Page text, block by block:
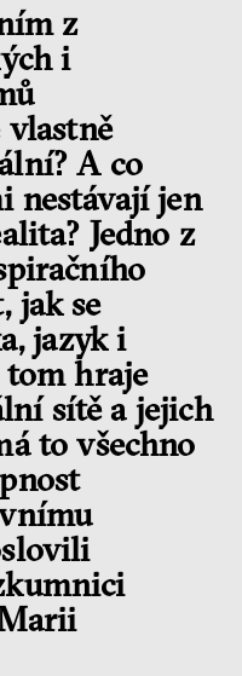
z
i
vlastně
A co
nestávají jen
Jedno z
jak se
jazyk i
tom hraje
sítě a jejich
to všechno